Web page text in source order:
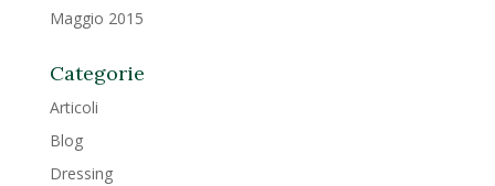
Maggio 2015
Categorie
Articoli
Blog
Dressing